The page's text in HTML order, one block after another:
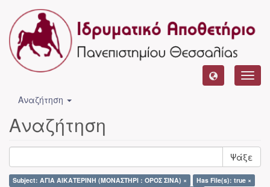
Αναζήτηση
Αναζήτηση
Ψάξε
Subject: ΑΓΙΑ ΑΙΚΑΤΕΡΙΝΗ (ΜΟΝΑΣΤΗΡΙ : ΟΡΟΣ ΣΙΝΑ) ×
Has File(s): true ×